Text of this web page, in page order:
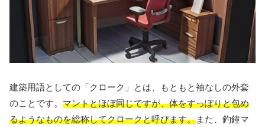
建築用語としての「クローク」とは、もともと袖なしの外套
のことです。 マントとほぼ同じですが、体をすっぽりと包め
るようなものを総称してクロークと呼びます。また、釣鐘マ